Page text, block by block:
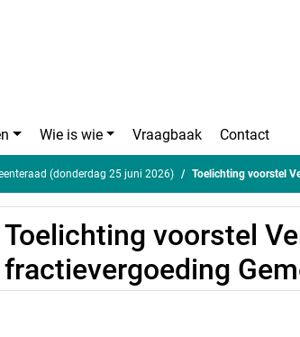
Wie is wie Vraagbaak Contact
(donderdag 25 juni 2026) Toelichting voorstel
Toelichting voorstel
fractievergoeding